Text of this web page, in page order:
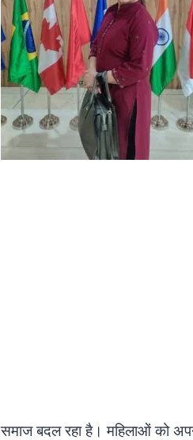
समाज बदल रहा है। महिलाओं को